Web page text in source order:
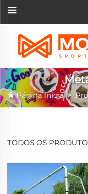
Página Inicial>
TODOS OS